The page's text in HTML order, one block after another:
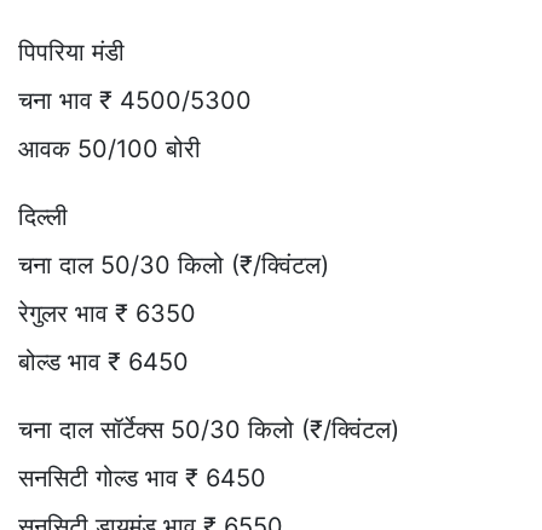
पिपरिया मंडी
चना भाव ₹ 4500/5300
आवक 50/100 बोरी
दिल्ली
चना दाल 50/30 किलो (₹/क्विंटल)
रेगुलर भाव ₹ 6350
बोल्ड भाव ₹ 6450
चना दाल सॉर्टेक्स 50/30 किलो (₹/क्विंटल)
सनसिटी गोल्ड भाव ₹ 6450